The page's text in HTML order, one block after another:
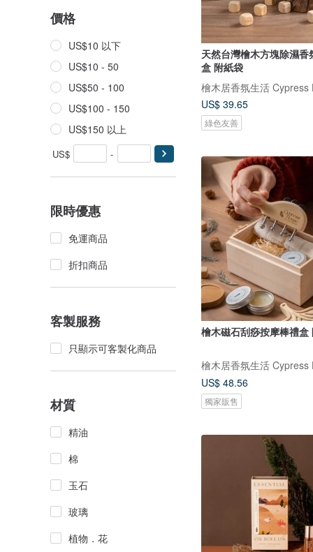
價格
US$10 以下
US$10 - 50
US$50 - 100
US$100 - 150
US$150 以上
US$ -
限時優惠
免運商品
折扣商品
客製服務
只顯示可客製化商品
材質
精油
棉
玉石
玻璃
植物．花
天然台灣檜木方塊除濕香
盒 附紙袋
檜木居香氛生活 Cypress
US$ 39.65
綠色友善
檜木居香氛生活 Cypress
US$ 48.56
獨家販售